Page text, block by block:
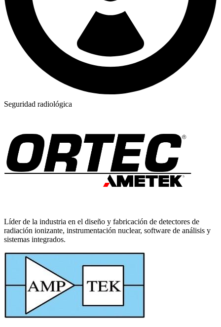
Seguridad radiológica
Líder de la industria en el diseño y fabricación de detectores de
radiación ionizante, instrumentación nuclear, software de análisis y
sistemas integrados.